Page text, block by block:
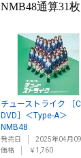
NMB48通算31
チューストライク ［
DVD］＜Type-A＞
NMB48
発売日
2025年04月
価格
￥1,760